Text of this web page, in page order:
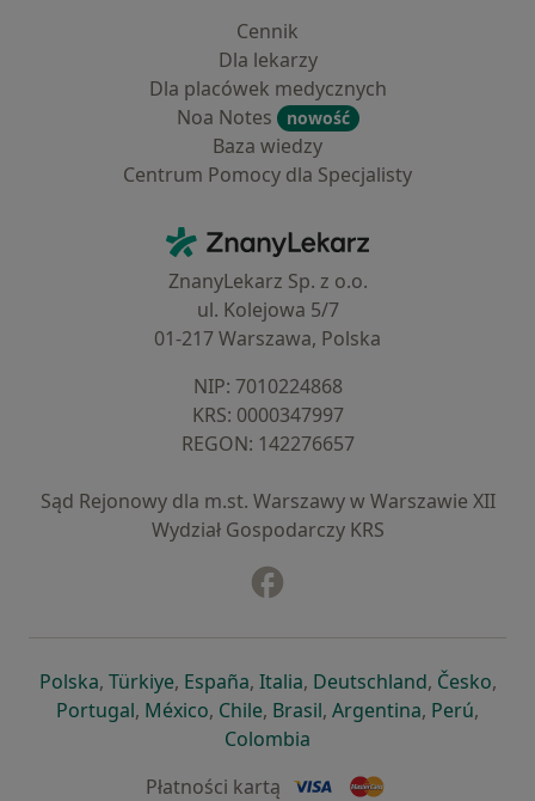
Cennik
Dla lekarzy
Dla placówek medycznych
Noa Notes
nowość
Baza wiedzy
Centrum Pomocy dla Specjalisty
ZnanyLekarz - Strona główna
ZnanyLekarz Sp. z o.o.
ul. Kolejowa 5/7
01-217 Warszawa, Polska
NIP: ⁠7010224868
KRS: ⁠0000347997
REGON: ⁠142276657
Sąd Rejonowy dla m.st. Warszawy w Warszawie XII
Wydział Gospodarczy KRS
Polskaotwiera się w nowej karcie
, Türkiyeotwiera się w nowej karcie
, Españaotwiera się w nowej karcie
, Italiaotwiera się w nowej
, Deutschlandotwiera się
, Česko,
Portugalotwiera się w nowej karcie
, Méxicootwiera się w nowej karcie
, Chileotwiera się w nowej karcie
, Brasilotwiera się w nowej
, Argentinaotwiera się
, Perú,
Colombia
Płatności kartą